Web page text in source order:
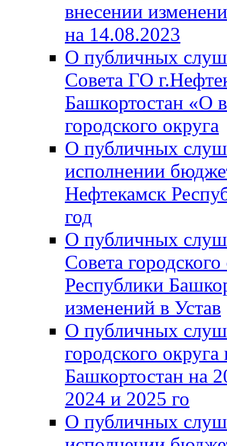
внесении
на 14.08.2023
О публичных
Совета ГО
Башкортостан «О
городского округа
О публичных
исполнении
Нефтекамск
год
О публичных
Совета
Республики
изменений в Устав
О публичных
городского
Башкортостан на
2024 и 2025 го
О публичных